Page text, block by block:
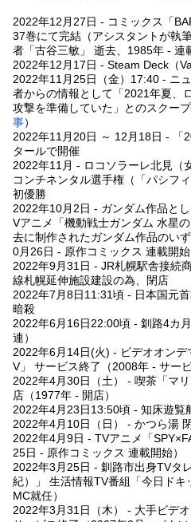
2022年12月27日 - コミックス「
37巻にて完結（アシスタントが執
者「古谷三敏」 逝去、1985年 - 連
2022年12月17日 - Steam Deck（
2022年11月25日（金）17:40 - ニ
者からの情報として「2021年夏、
攻撃を準備していた」とのスクー
事）
2022年11月20日 ～ 12月18日 - 「
タールで開催
2022年11月 - ロコソラーレ北見（
コンチネンタル選手権（「パシフ
初優勝
2022年10月2日 - ガンダム作品と
Vアニメ「機動戦士ガンダム 水星
去に制作されたガンダム作品のい
0月26日 - 原作コミックス 連載開始
2022年9月31日 - JR札幌駅舎接続
線札幌延伸施設建設の為、閉店
2022年7月8日11:31頃 - 日本国元
暗殺
2022年6月16日22:00頃 - 釧路4カ
連）
2022年6月14日(火) - ビデオオンデ
V」 サービス終了（2008年 - サービ
2022年4月30日（土） - 喫茶「マ
店（1977年 - 開店）
2022年4月23日13:50頃 - 知床遊覧
2022年4月10日（日） - かつら湯
2022年4月9日 - TVアニメ「
25日 - 原作コミックス 連載開始）
2022年3月25日 - 釧路市出身TVタ
紀）」 生活情報TV番組「今日ド
MC就任）
2022年3月31日（木） - 大手ビデ